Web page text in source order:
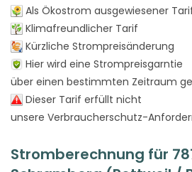
Als Ökostrom ausgewiesener
Klimafreundlicher Tarif
Kürzliche Strompreisänderung
Hier wird eine Strompreisgarntie
über einen bestimmten Zeitraum
Dieser Tarif erfüllt nicht
unsere Verbraucherschutz-
Stromberechnung für